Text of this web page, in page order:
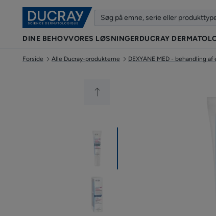
DINE BEHOVVORES LØSNINGERDUCRAY
Forside Alle Ducray-produkterne DEXYANE MED - behandling af